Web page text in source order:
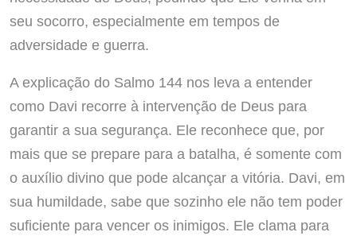
seu socorro, especialmente em tempos de
adversidade e guerra.
A explicação do Salmo 144 nos leva a entender
como Davi recorre à intervenção de Deus para
garantir a sua segurança. Ele reconhece que, por
mais que se prepare para a batalha, é somente com
o auxílio divino que pode alcançar a vitória. Davi, em
sua humildade, sabe que sozinho ele não tem poder
suficiente para vencer os inimigos. Ele clama para